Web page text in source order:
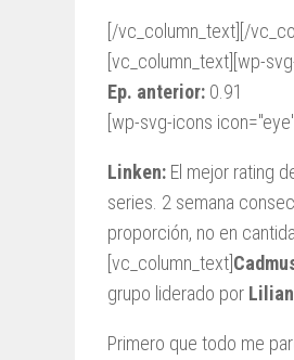
[/vc_column_text][/
[vc_column_text][wp-
Ep. anterior: 0.91
[wp-svg-icons
Linken: El mejor rating
series. 2 semana
proporción, no en
[vc_column_text]
grupo liderado por
Primero que todo me